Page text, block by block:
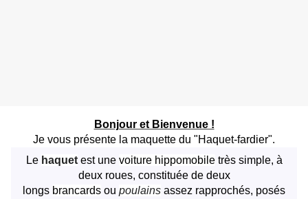
Bonjour et Bienvenue !
Je vous présente la maquette du "Haquet-fardier".
Le haquetest une voiture hippomobiletrès simple, à
deux roues, constituée de deux
longs brancards ou poulains assez rapprochés, posés